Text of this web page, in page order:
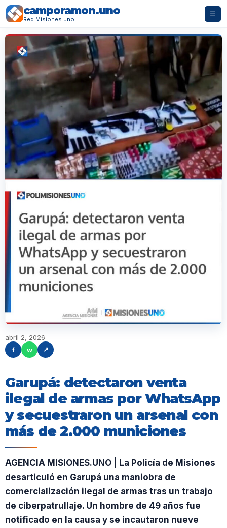
camporamon.uno
Red Misiones.uno
☰
abril 2, 2026
f
w ↗
Garupá: detectaron venta
ilegal de armas por WhatsApp
y secuestraron un arsenal con
más de 2.000 municiones
AGENCIA MISIONES.UNO | La Policía de Misiones
desarticuló en Garupá una maniobra de
comercialización ilegal de armas tras un trabajo
de ciberpatrullaje. Un hombre de 49 años fue
notificado en la causa y se incautaron nueve